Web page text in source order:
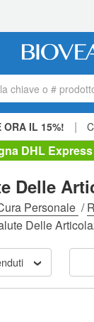
chiave o #
ORA IL 15%! |
DHL
Delle
Personale /
Delle